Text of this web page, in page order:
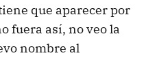
que aparecer por
fuera así, no veo la
nombre al